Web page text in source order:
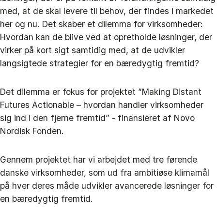
med, at de skal levere til behov, der findes i markedet
her og nu. Det skaber et dilemma for virksomheder:
Hvordan kan de blive ved at opretholde løsninger, der
virker på kort sigt samtidig med, at de udvikler
langsigtede strategier for en bæredygtig fremtid?
Det dilemma er fokus for projektet ”Making Distant
Futures Actionable – hvordan handler virksomheder
sig ind i den fjerne fremtid” - finansieret af Novo
Nordisk Fonden.
Gennem projektet har vi arbejdet med tre førende
danske virksomheder, som ud fra ambitiøse klimamål
på hver deres måde udvikler avancerede løsninger for
en bæredygtig fremtid.